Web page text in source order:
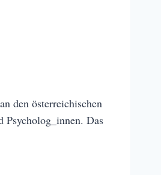
den österreichischen
Psycholog_innen. Das